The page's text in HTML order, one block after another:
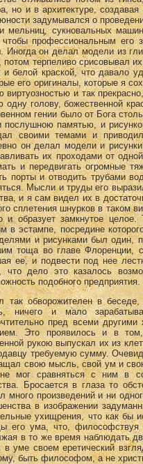
но и в архитектуре,
задумывался о
мельниц, сукновальных
чтобы профессиональным его
Иногда он делал модели из
потом терпеливо срисовывал
и белой краской, что давало
его оригиналы, которые я
виртуозностью и так
одну голову, божественной
гении было от Бога
памятью, и
своими темами и
он делал модели и
их проходами от
и передвигать огромные
порты и отводить трубами
Мысли и труды его
и я сам видел их в
сплетения шнурков в таком
и образует замкнутое
в эстампе, посредине
и рисунками был один,
тоща во главе Флоренции,
ее, и подвести под нее
что дело это казалось
подобного предприятия.
так обворожителен в
ничего и мало
пред всеми
Это проявилось и в
рукою выпускал их из
требуемую сумму.
свою мысль, свой ум и
мог сравняться с ним в
Бросается в глаза то
много произведений и ни
в изображении
ухищрения, что как бы
его ума, что, философствуя
в то же время наблюдать
в уме своем еретический
быть философом, а не